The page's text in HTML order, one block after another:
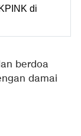
di
berdoa
damai